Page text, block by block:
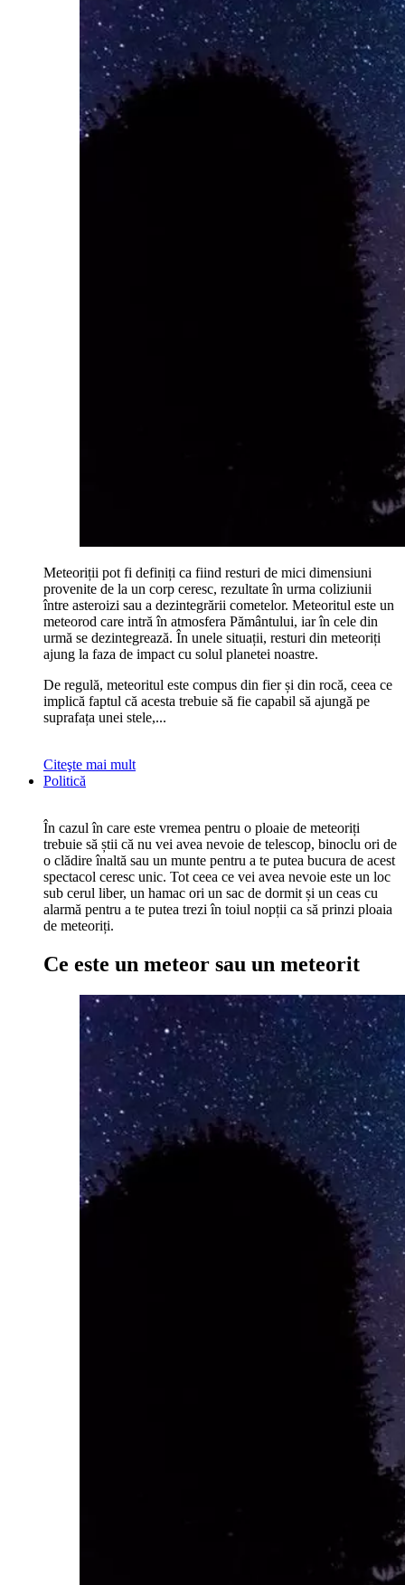
Meteoriții pot fi definiți ca fiind resturi de mici dimensiuni
provenite de la un corp ceresc, rezultate în urma coliziunii
între asteroizi sau a dezintegrării cometelor. Meteoritul este un
meteorod care intră în atmosfera Pământului, iar în cele din
urmă se dezintegrează. În unele situații, resturi din meteoriți
ajung la faza de impact cu solul planetei noastre.
De regulă, meteoritul este compus din fier și din rocă, ceea ce
implică faptul că acesta trebuie să fie capabil să ajungă pe
suprafața unei stele,...
Citeşte mai mult
Politică
În cazul în care este vremea pentru o ploaie de meteoriți
trebuie să știi că nu vei avea nevoie de telescop, binoclu ori de
o clădire înaltă sau un munte pentru a te putea bucura de acest
spectacol ceresc unic. Tot ceea ce vei avea nevoie este un loc
sub cerul liber, un hamac ori un sac de dormit și un ceas cu
alarmă pentru a te putea trezi în toiul nopții ca să prinzi ploaia
de meteoriți.
Ce este un meteor sau un meteorit